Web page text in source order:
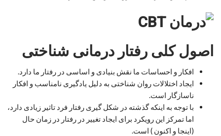
اصول کلی رفتار درمانی شناختی
افکار و احساسات ما نقش بنیادی و اساسی در رفتار ما دارد.
ایجاد اختلالات روان شناختی به دلیل یادگیری نامناسب و افکار
ناسازگار است.
با توجه به اینکه گذشته در شکل گیری رفتار فرد تاثیر زیادی دارد،
اما تمرکز این رویکرد برای ایجاد تغییر در رفتار در زمان حال
(اینجا و اکنون ) است.